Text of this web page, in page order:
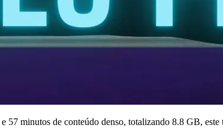
minutos de conteúdo denso, totalizando 8.8 GB, este